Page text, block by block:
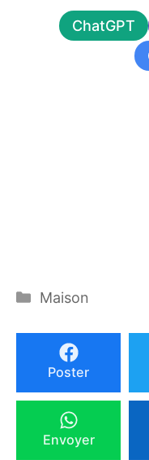
ChatGPT
Catégories
Maison
Poster
Envoyer